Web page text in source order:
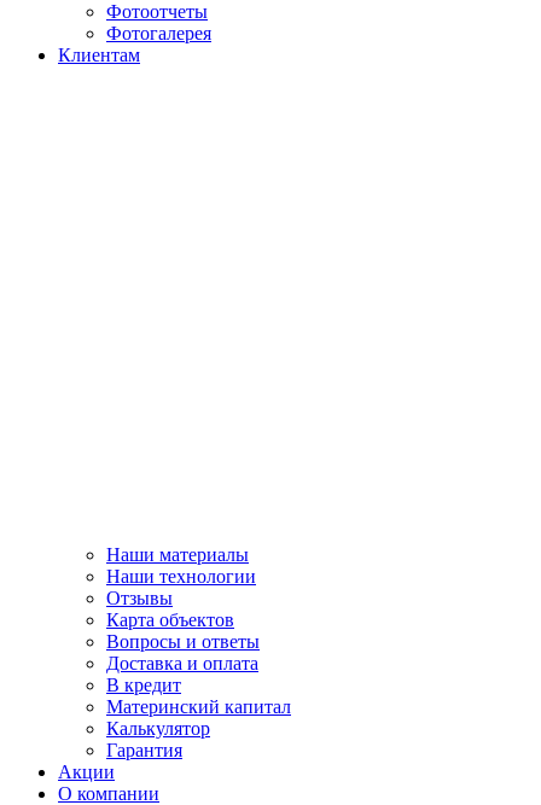
Фотоотчеты
Фотогалерея
Клиентам
Наши материалы
Наши технологии
Отзывы
Карта объектов
Вопросы и ответы
Доставка и оплата
В кредит
Материнский капитал
Калькулятор
Гарантия
Акции
О компании